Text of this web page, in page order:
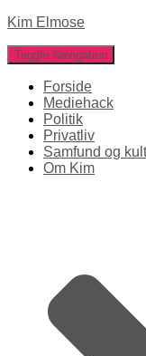
Kim Elmose
Toggle Navigation
Forside
Mediehack
Politik
Privatliv
Samfund og
Om Kim